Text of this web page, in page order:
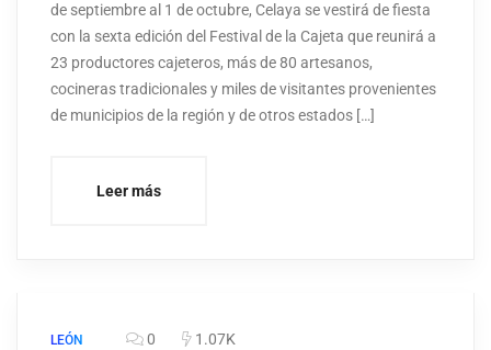
de septiembre al 1 de octubre, Celaya se vestirá de fiesta
con la sexta edición del Festival de la Cajeta que reunirá a
23 productores cajeteros, más de 80 artesanos,
cocineras tradicionales y miles de visitantes provenientes
de municipios de la región y de otros estados […]
Leer más
LEÓN 0 1.07K